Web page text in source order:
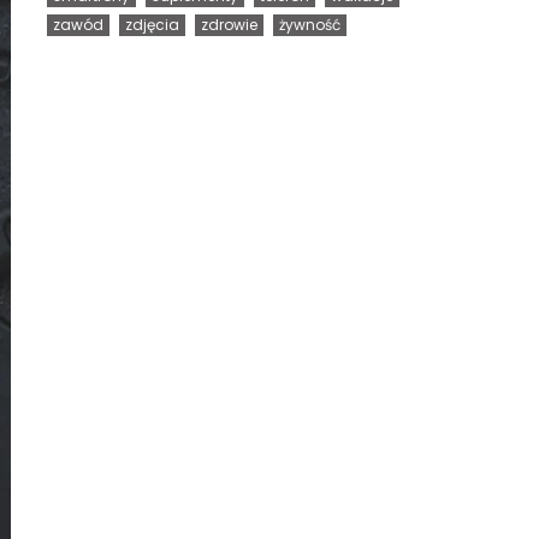
zawód
zdjęcia zdrowie żywność